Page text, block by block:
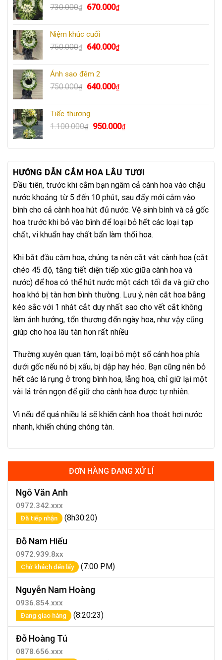
730.000₫
Giá
730.000₫.
670.000₫Giá
670.000₫.
Niệm khúc cuối
750.000₫
Giá
750.000₫.
640.000₫Giá
640.000₫.
Ánh sao đêm 2
750.000₫
Giá
750.000₫.
640.000₫Giá
640.000₫.
Tiếc thương
1.100.000₫
Giá
là:
950.000₫Giá
tại
950.000₫.
HƯỚNG DẪN CẮM HOA LÂU TƯƠI
Đầu tiên, trước khi cắm bạn ngâm cả cành hoa vào chậu
nước khoảng từ 5 đến 10 phút, sau đấy mới cắm vào
bình cho cả cành hoa hút đủ nước. Vệ sinh bình và cả gốc
hoa trước khi bỏ vào bình để loại bỏ hết các loại tạp
chất, vi khuẩn hay chất bẩn làm thối hoa.
Khi bắt đầu cắm hoa, chúng ta nên cắt vát cành hoa (cắt
chéo 45 độ, tăng tiết diện tiếp xúc giữa cành hoa và
nước) để hoa có thể hút nước một cách tối đa và giữ cho
hoa khó bị tàn hơn bình thường. Lưu ý, nên cắt hoa bằng
kéo sắc với 1 nhát cắt duy nhất sao cho vết cắt không
làm ảnh hưởng, tổn thương đến ngày hoa, như vậy cũng
giúp cho hoa lâu tàn hơn rất nhiều
Thường xuyên quan tâm, loại bỏ một số cánh hoa phía
dưới gốc nếu nó bị xấu, bị dập hay héo. Bạn cũng nên bỏ
hết các lá rụng ở trong bình hoa, lẵng hoa, chỉ giữ lại một
vài lá trên ngọn để giữ cho cành hoa được tự nhiên.
Vì nếu để quá nhiều lá sẽ khiến cành hoa thoát hơi nước
nhanh, khiến chúng chóng tàn.
ĐƠN HÀNG ĐANG XỬ LÍ
Ngô Văn Anh
0972.342.xxx
Đã tiếp nhận (8h30:20)
Đỗ Nam Hiếu
0972.939.8xx
Chờ khách đến lấy (7:00 PM)
Nguyễn Nam Hoàng
0936.854.xxx
Đang giao hàng (8:20:23)
Đỗ Hoàng Tú
0878.656.xxx